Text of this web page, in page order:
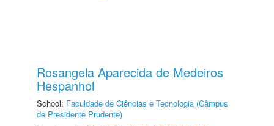
Rosangela Aparecida de Medeiros
Hespanhol
School: Faculdade de Ciências e Tecnologia (Câmpus
de Presidente Prudente)